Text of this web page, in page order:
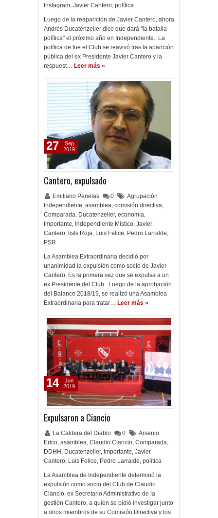
Instagram, Javier Cantero, política
Luego de la reaparición de Javier Cantero, ahora
Andrés Ducatenzeiler dice que dará "la batalla
política" el próximo año en Independiente. La
política de fue el Club se reavivó tras la aparición
pública del ex Presidente Javier Cantero y la
respuest… Leer más »
Cantero, expulsado
Emiliano Penelas 0
Agrupación
Independiente, asamblea, comisión directiva,
Comparada, Ducatenzeiler, economía,
Importante, Independiente Místico, Javier
Cantero, lists Roja, Luis Felice, Pedro Larralde,
PSR
La Asamblea Extraordinaria decidió por
unanimidad la expulsión como socio de Javier
Cantero. Es la primera vez que se expulsa a un
ex Presidente del Club. Luego de la aprobación
del Balance 2018/19, se realizó una Asamblea
Extraordinaria para tratar… Leer más »
27
Sep
2019
Expulsaron a Ciancio
La Caldera del Diablo 0
Arsenio
Erico, asamblea, Claudio Ciancio, Comparada,
DDHH , Ducatenzeiler, Importante, Javier
Cantero, Luis Felice, Pedro Larralde, política
La Asamblea de Independiente determinó la
expulsión como socio del Club de Claudio
Ciancio, ex Secretario Administrativo de la
gestión Cantero, a quien se pidió investigar junto
a otros miembros de su Comisión Directiva y los
14
Jun
2019